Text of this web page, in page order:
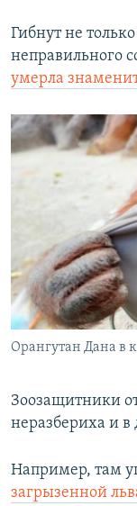
Гибнут не
неправильного
умерла
Орангутан Дана в
Зоозащитники
неразбериха и в
Например, там
загрызенной